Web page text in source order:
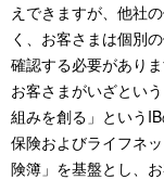
えできますが、他社
く、お客さまは個別
確認する必要がありま
お客さまがいざとい
組みを創る」という
保険およびライフネ
険簿」を基盤とし、